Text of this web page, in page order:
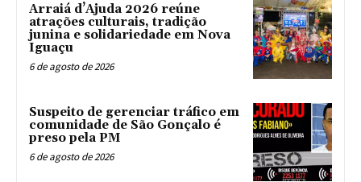
Arraiá d’Ajuda 2026 reúne
atrações culturais, tradição
junina e solidariedade em Nova
Iguaçu
6 de agosto de 2026
Suspeito de gerenciar tráfico em
comunidade de São Gonçalo é
preso pela PM
6 de agosto de 2026